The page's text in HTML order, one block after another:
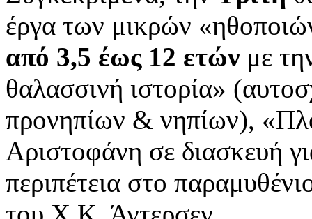
έργα των μικρών
από 3,5 έως 12 ετών με
θαλασσινή ιστορία»
προνηπίων & νηπίων),
Αριστοφάνη σε διασκευή
περιπέτεια στο